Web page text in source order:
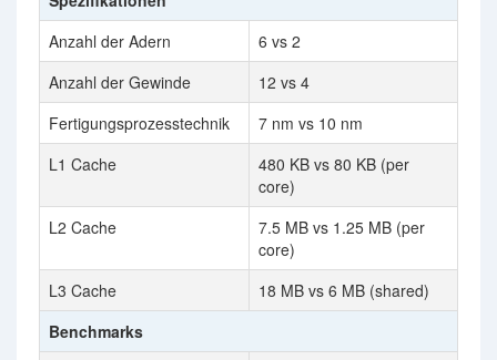
Anzahl der Adern
6 vs 2
Anzahl der Gewinde
12 vs 4
Fertigungsprozesstechnik
7 nm vs 10 nm
L1 Cache
480 KB vs 80 KB (per
core)
L2 Cache
7.5 MB vs 1.25 MB (per
core)
L3 Cache
18 MB vs 6 MB (shared)
Benchmarks